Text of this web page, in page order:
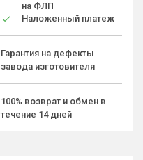
на ФЛП
Наложенный платеж
Гарантия на дефекты
завода изготовителя
100% возврат и обмен в
течение 14 дней